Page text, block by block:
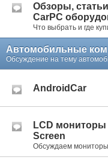
Обзоры,
CarPC
Что выбрать и где
Автомобильные
Обсуждение на тему
AndroidCar
LCD мониторы
Screen
Обсуждаем